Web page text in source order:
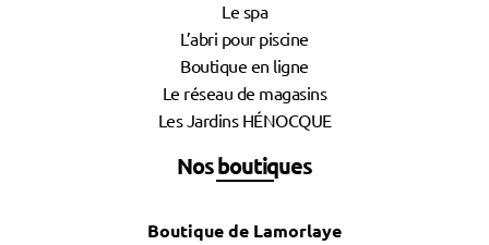
Le spa
L’abri pour piscine
Boutique en ligne
Le réseau de magasins
Les Jardins HÉNOCQUE
Nos boutiques
Boutique de Lamorlaye